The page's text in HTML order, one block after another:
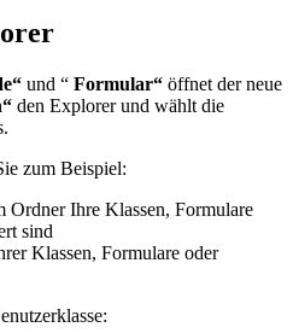
und “ Formular“ öffnet der neue
den Explorer und wählt die
zum Beispiel:
Ordner Ihre Klassen, Formulare
sind
Klassen, Formulare oder